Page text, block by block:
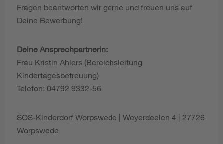
Fragen beantworten wir gerne und freuen uns auf
Deine Bewerbung!
Deine Ansprechpartnerin:
Frau Kristin Ahlers (Bereichsleitung
Kindertagesbetreuung)
Telefon: 04792 9332-56
SOS-Kinderdorf Worpswede | Weyerdeelen 4 | 27726
Worpswede